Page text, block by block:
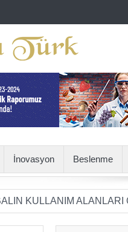
İnovasyon Beslenme
ALANLARI